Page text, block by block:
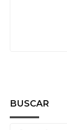
BUSCAR